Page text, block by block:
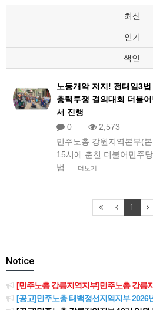
최신
인기
색인
노동개악 저지! 전태일3
총력투쟁 결의대회 더불
서 진행
0
2,573
민주노총 강원지역본부(
15시에 춘천 더불어민주
법 …
더보기
1
Notice
[민주노총 강릉지역지부]민주노총 강릉지역지부
[공고]민주노총 태백정선지역지부 2026년 정